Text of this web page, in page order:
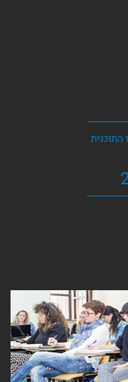
התוכנית